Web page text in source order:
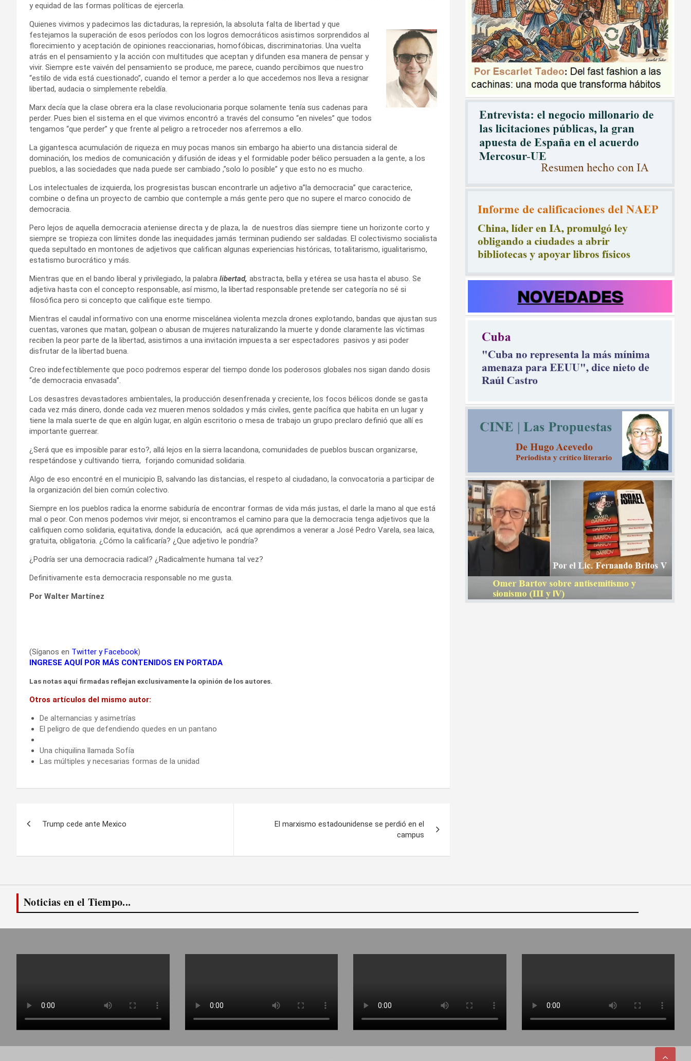
y equidad de las formas políticas de ejercerla.
Quienes vivimos y padecimos las dictaduras, la represión, la absoluta falta de libertad y que
festejamos la superación de esos períodos con los logros democráticos asistimos sorprendidos al
florecimiento y aceptación de opiniones reaccionarias, homofóbicas, discriminatorias. Una vuelta
atrás en el pensamiento y la acción con multitudes que aceptan y difunden esa manera de pensar y
vivir. Siempre este vaivén del pensamiento se produce, me parece, cuando percibimos que nuestro
“estilo de vida está cuestionado”, cuando el temor a perder a lo que accedemos nos lleva a resignar
libertad, audacia o simplemente rebeldía.
Marx decía que la clase obrera era la clase revolucionaria porque solamente tenía sus cadenas para
perder. Pues bien el sistema en el que vivimos encontró a través del consumo “en niveles” que todos
tengamos “que perder” y que frente al peligro a retroceder nos aferremos a ello.
La gigantesca acumulación de riqueza en muy pocas manos sin embargo ha abierto una distancia sideral de
dominación, los medios de comunicación y difusión de ideas y el formidable poder bélico persuaden a la gente, a los
pueblos, a las sociedades que nada puede ser cambiado ,”solo lo posible” y que esto no es mucho.
Los intelectuales de izquierda, los progresistas buscan encontrarle un adjetivo a”la democracia” que caracterice,
combine o defina un proyecto de cambio que contemple a más gente pero que no supere el marco conocido de
democracia.
Pero lejos de aquella democracia ateniense directa y de plaza, la de nuestros días siempre tiene un horizonte corto y
siempre se tropieza con límites donde las inequidades jamás terminan pudiendo ser saldadas. El colectivismo socialista
queda sepultado en montones de adjetivos que califican algunas experiencias históricas, totalitarismo, igualitarismo,
estatismo burocrático y más.
Mientras que en el bando liberal y privilegiado, la palabra libertad, abstracta, bella y etérea se usa hasta el abuso. Se
adjetiva hasta con el concepto responsable, así mismo, la libertad responsable pretende ser categoría no sé si
filosófica pero si concepto que califique este tiempo.
Mientras el caudal informativo con una enorme miscelánea violenta mezcla drones explotando, bandas que ajustan sus
cuentas, varones que matan, golpean o abusan de mujeres naturalizando la muerte y donde claramente las víctimas
reciben la peor parte de la libertad, asistimos a una invitación impuesta a ser espectadores pasivos y asi poder
disfrutar de la libertad buena.
Creo indefectiblemente que poco podremos esperar del tiempo donde los poderosos globales nos sigan dando dosis
“de democracia envasada”.
Los desastres devastadores ambientales, la producción desenfrenada y creciente, los focos bélicos donde se gasta
cada vez más dinero, donde cada vez mueren menos soldados y más civiles, gente pacífica que habita en un lugar y
tiene la mala suerte de que en algún lugar, en algún escritorio o mesa de trabajo un grupo preclaro definió que allí es
importante guerrear.
¿Será que es imposible parar esto?, allá lejos en la sierra lacandona, comunidades de pueblos buscan organizarse,
respetándose y cultivando tierra, forjando comunidad solidaria.
Algo de eso encontré en el municipio B, salvando las distancias, el respeto al ciudadano, la convocatoria a participar de
la organización del bien común colectivo.
Siempre en los pueblos radica la enorme sabiduría de encontrar formas de vida más justas, el darle la mano al que está
mal o peor. Con menos podemos vivir mejor, si encontramos el camino para que la democracia tenga adjetivos que la
califiquen como solidaria, equitativa, donde la educación, acá que aprendimos a venerar a José Pedro Varela, sea laica,
gratuita, obligatoria. ¿Cómo la calificaría? ¿Que adjetivo le pondría?
¿Podría ser una democracia radical? ¿Radicalmente humana tal vez?
Definitivamente esta democracia responsable no me gusta.
Por Walter Martínez
(Síganos en Twitter yFacebook)
INGRESE AQUÍ POR MÁS CONTENIDOS EN PORTADA
Las notas aquí firmadas reflejan exclusivamente la opinión de los autores.
Otros artículos del mismo autor:
De alternancias y asimetrías
El peligro de que defendiendo quedes en un pantano
Una chiquilina llamada Sofía
Las múltiples y necesarias formas de la unidad
entradas
Trump cede ante Mexico
El marxismo estadounidense se perdió en el
campus
Noticias en el Tiempo...